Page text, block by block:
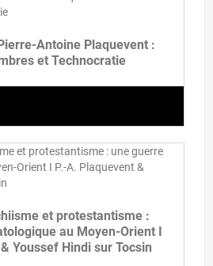
Antoine Plaquevent :
et Technocratie
et protestantisme :
au Moyen-Orient I
Youssef Hindi sur Tocsin